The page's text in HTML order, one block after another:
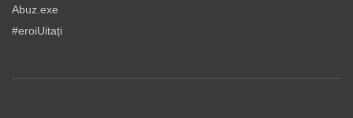
Abuz.exe
#eroiUitați